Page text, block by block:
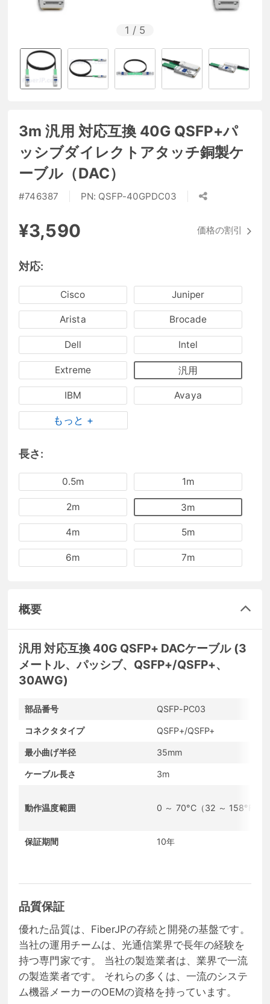
1 / 5
3m 汎用 対応互換 40G QSFP+パ
ッシブダイレクトアタッチ銅製ケ
ーブル（DAC）
#746387 PN: QSFP-40GPDC03
¥3,590 価格の割引
対応:
Cisco Juniper
Arista Brocade
Dell Intel
Extreme 汎用
IBM Avaya
もっと +
長さ:
0.5m 1m
2m 3m
4m 5m
6m 7m
概要
汎用 対応互換 40G QSFP+ DACケーブル (3
メートル、パッシブ、QSFP+/QSFP+、
30AWG)
部品番号 QSFP-PC03
コネクタタイプ QSFP+/QSFP+
最小曲げ半径 35mm
ケーブル長さ 3m
動作温度範囲 0 ～ 70°C（32 ～ 158°F)
保証期間 10年
品質保証
優れた品質は、FiberJPの存続と開発の基盤です。
当社の運用チームは、光通信業界で長年の経験を
持つ専門家です。 当社の製造業者は、業界で一流
の製造業者です。 それらの多くは、一流のシステ
ム機器メーカーのOEMの資格を持っています。